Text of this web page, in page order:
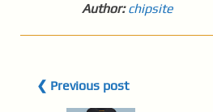
Author: chipsite
❮ Previous post